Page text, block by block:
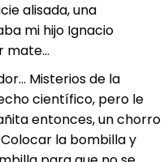
alisada, una
mi hijo Ignacio
mate…
Misterios de la
científico, pero le
entonces, un chorro
la bombilla y